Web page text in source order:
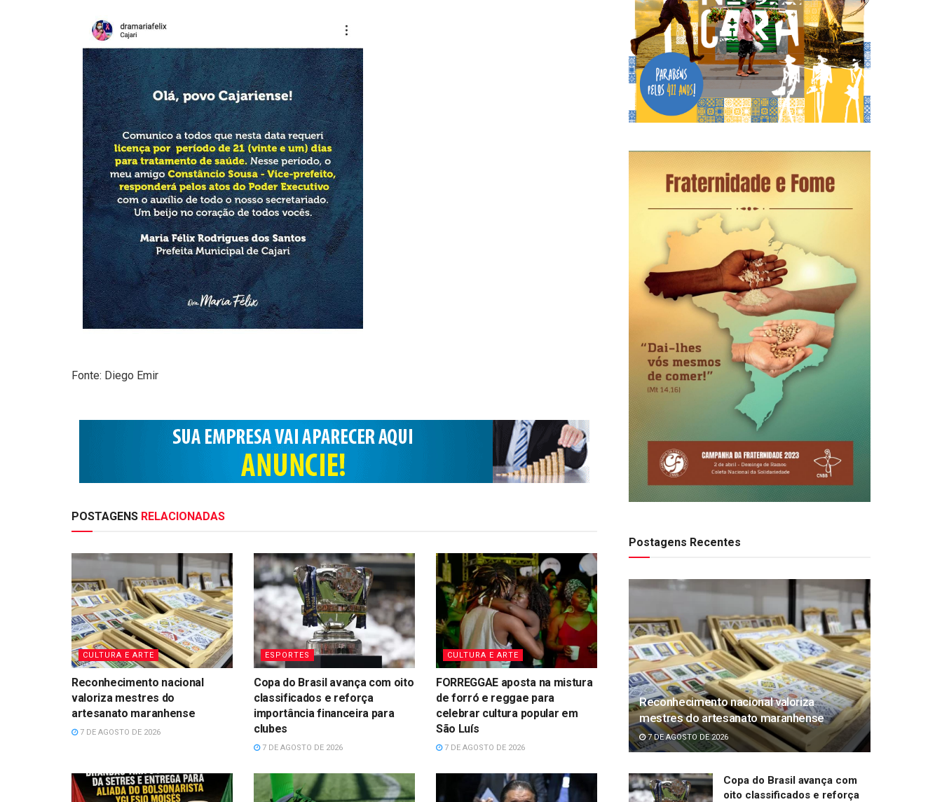
Fonte: Diego Emir
POSTAGENS RELACIONADAS
CULTURA E ARTE
Reconhecimento nacional
valoriza mestres do
artesanato maranhense
7 DE AGOSTO DE 2026
ESPORTES
Copa do Brasil avança com oito
classificados e reforça
importância financeira para
clubes
7 DE AGOSTO DE 2026
CULTURA E ARTE
FORREGGAE aposta na mistura
de forró e reggae para
celebrar cultura popular em
São Luís
7 DE AGOSTO DE 2026
Postagens Recentes
Reconhecimento nacional valoriza
mestres do artesanato maranhense
7 DE AGOSTO DE 2026
Copa do Brasil avança com
oito classificados e reforça